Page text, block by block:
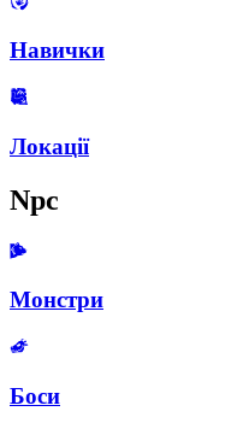
Навички
Локації
Npc
Монстри
Боси